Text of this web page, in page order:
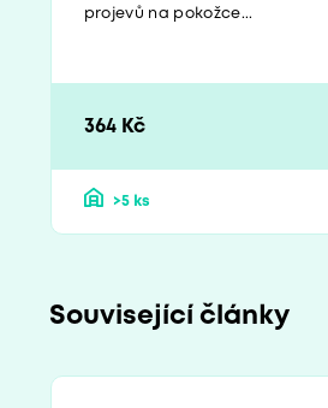
projevů na pokožce...
364 Kč
>5 ks
Související články